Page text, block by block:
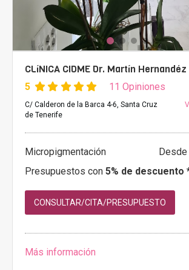
CLíNICA CIDME Dr. Martín Hernandéz
5 11 Opiniones
C/ Calderon de la Barca 4-6, Santa Cruz
de Tenerife
Micropigmentación
Presupuestos con 5% de descuento
CONSULTAR/CITA/PRESUPUESTO
Más información